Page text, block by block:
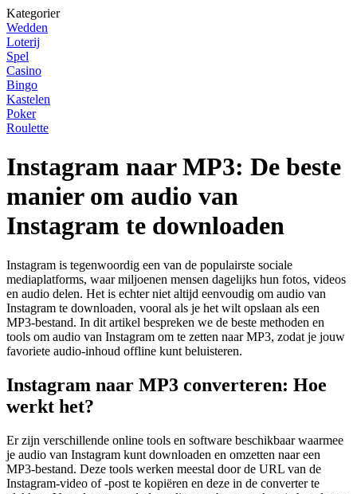
Kategorier
Wedden
Loterij
Spel
Casino
Bingo
Kastelen
Poker
Roulette
Instagram naar MP3: De beste
manier om audio van
Instagram te downloaden
Instagram is tegenwoordig een van de populairste sociale
mediaplatforms, waar miljoenen mensen dagelijks hun fotos, videos
en audio delen. Het is echter niet altijd eenvoudig om audio van
Instagram te downloaden, vooral als je het wilt opslaan als een
MP3-bestand. In dit artikel bespreken we de beste methoden en
tools om audio van Instagram om te zetten naar MP3, zodat je jouw
favoriete audio-inhoud offline kunt beluisteren.
Instagram naar MP3 converteren: Hoe
werkt het?
Er zijn verschillende online tools en software beschikbaar waarmee
je audio van Instagram kunt downloaden en omzetten naar een
MP3-bestand. Deze tools werken meestal door de URL van de
Instagram-video of -post te kopiëren en deze in de converter te